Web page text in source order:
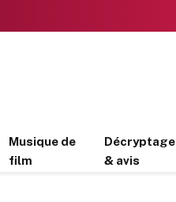
Musique de
film
Décryptage
& avis